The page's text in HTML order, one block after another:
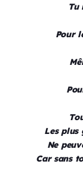
Tu
Pour
Les plus
Ne
Car sans